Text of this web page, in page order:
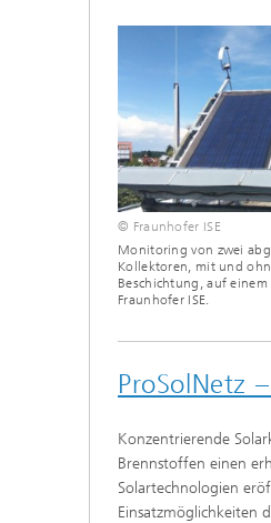
© Fraunhofer ISE
Monitoring von zwei
Kollektoren, mit und
Beschichtung, auf einem
Fraunhofer ISE.
ProSolNetz
Konzentrierende
Brennstoffen einen
Solartechnologien
Einsatzmöglichkeiten